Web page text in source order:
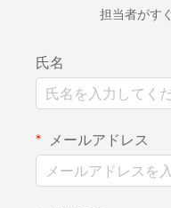
担当者がす
氏名
メールアドレス